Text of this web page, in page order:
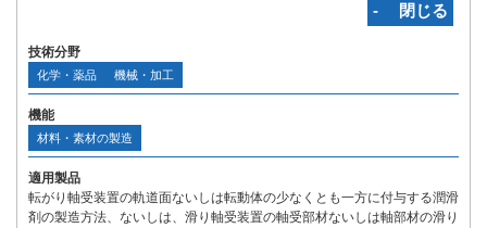
‐ 閉じる
技術分野
化学・薬品 機械・加工
機能
材料・素材の製造
適用製品
転がり軸受装置の軌道面ないしは転動体の少なくとも一方に付与する潤滑
剤の製造方法、ないしは、滑り軸受装置の軸受部材ないしは軸部材の滑り